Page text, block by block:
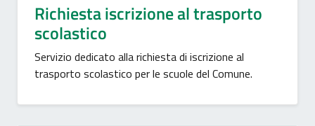
Richiesta iscrizione al trasporto
scolastico
Servizio dedicato alla richiesta di iscrizione al
trasporto scolastico per le scuole del Comune.